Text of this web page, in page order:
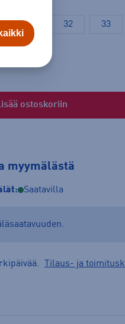
31 32 33
ostoskoriin
myymälästä
Saatavilla
Tilaus- ja